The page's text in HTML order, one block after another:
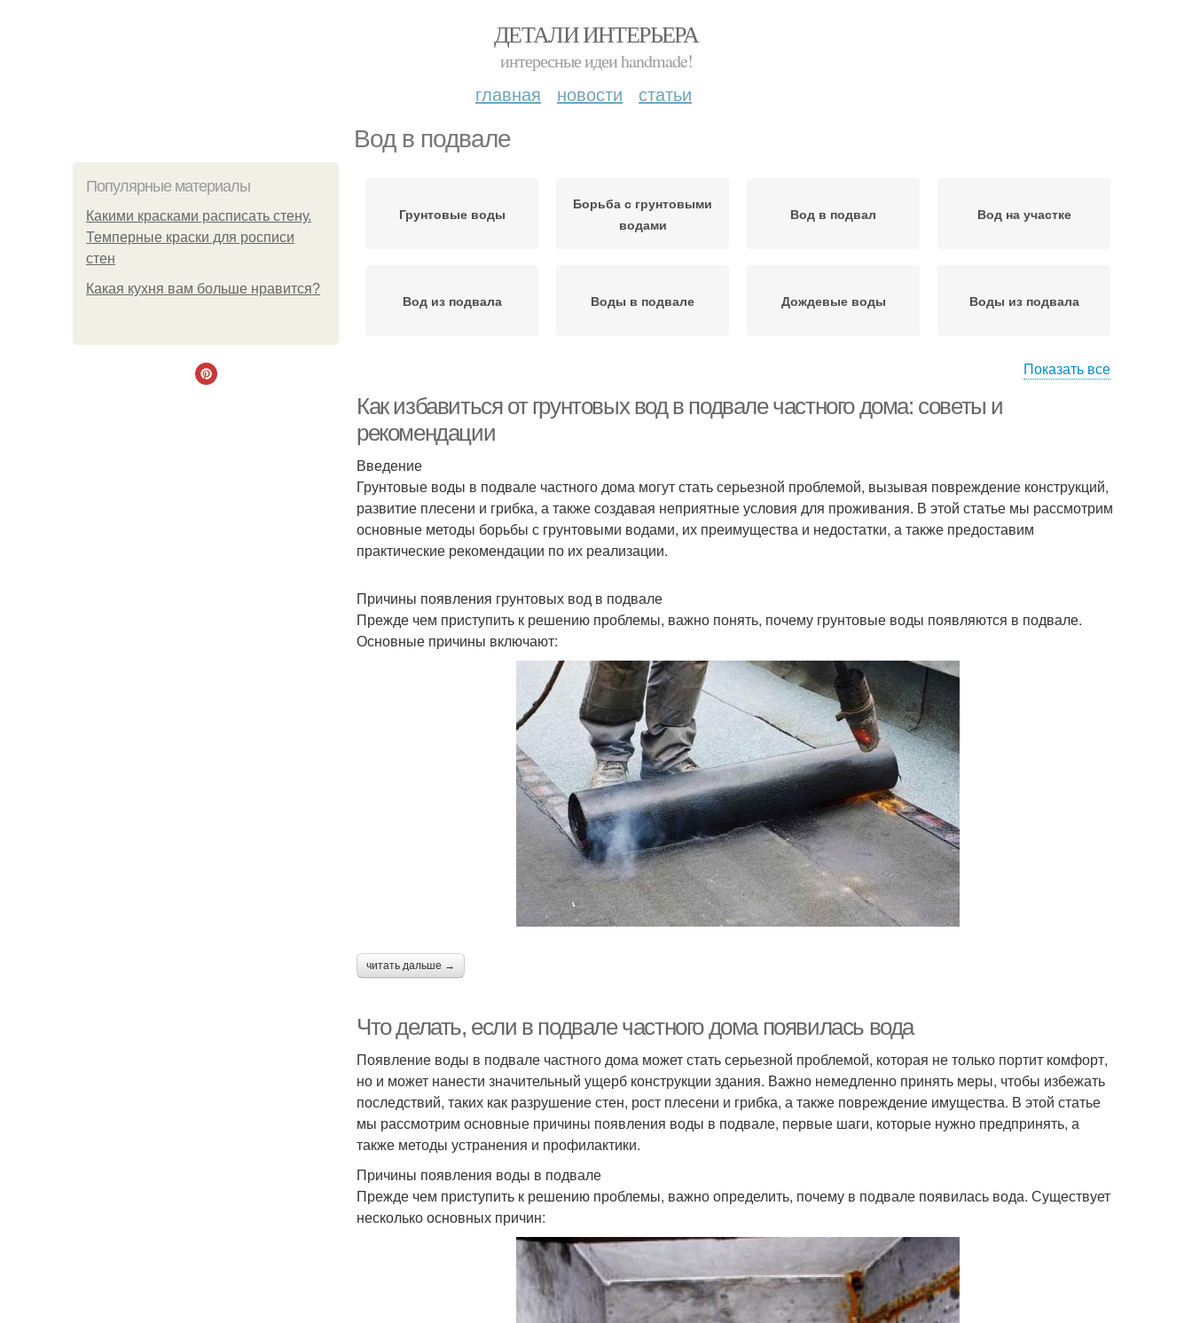
ДЕТАЛИ ИНТЕРЬЕРА
интересные идеи handmade!
главная новости статьи
Вод в подвале
Популярные материалы
Какими красками расписать стену.
Темперные краски для росписи
стен
Какая кухня вам больше нравится?
Грунтовые воды
Борьба с грунтовыми
водами
Вод в подвал Вод на участке
Вод из подвала Воды в подвале Дождевые воды Воды из подвала
Подвалы от грунтовых
Влажности в подвале
вод
од
Наводнения в подвале Приманки в подвале
Приамки в подвале
Показать все
Как избавиться от грунтовых вод в подвале частного дома: советы и
рекомендации
Введение
Грунтовые воды в подвале частного дома могут стать серьезной проблемой, вызывая повреждение конструкций,
развитие плесени и грибка, а также создавая неприятные условия для проживания. В этой статье мы рассмотрим
основные методы борьбы с грунтовыми водами, их преимущества и недостатки, а также предоставим
практические рекомендации по их реализации.
Причины появления грунтовых вод в подвале
Прежде чем приступить к решению проблемы, важно понять, почему грунтовые воды появляются в подвале.
Основные причины включают:
читать дальше →
Что делать, если в подвале частного дома появилась вода
Появление воды в подвале частного дома может стать серьезной проблемой, которая не только портит комфорт,
но и может нанести значительный ущерб конструкции здания. Важно немедленно принять меры, чтобы избежать
последствий, таких как разрушение стен, рост плесени и грибка, а также повреждение имущества. В этой статье
мы рассмотрим основные причины появления воды в подвале, первые шаги, которые нужно предпринять, а
также методы устранения и профилактики.
Причины появления воды в подвале
Прежде чем приступить к решению проблемы, важно определить, почему в подвале появилась вода. Существует
несколько основных причин: